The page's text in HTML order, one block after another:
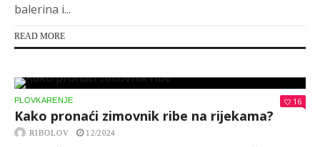
balerina i...
READ MORE
PLOVKARENJE 16
Kako pronaći zimovnik ribe na rijekama?
RIBOLOV 12/2024